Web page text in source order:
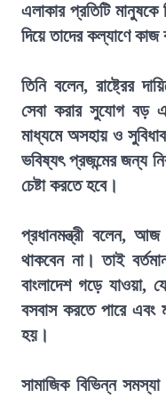
এলাকার প্রতিটি
দিয়ে তাদের কল্যাণে
তিনি বলেন, রাষ্ট্রের
সেবা করার সুযোগ বড়
মাধ্যমে অসহায় ও
ভবিষ্যৎ প্রজন্মের জন্য
চেষ্টা করতে হবে।
প্রধানমন্ত্রী বলেন,
থাকবেন না। তাই
বাংলাদেশ গড়ে যাওয়া,
বসবাস করতে পারে এবং
হয়।
সামাজিক বিভিন্ন